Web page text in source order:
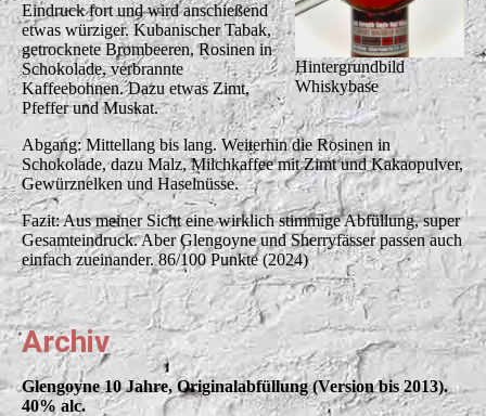
Hintergrundbild
Whiskybase
Eindruck fort und wird anschießend
etwas würziger. Kubanischer Tabak,
getrocknete Brombeeren, Rosinen in
Schokolade, verbrannte
Kaffeebohnen. Dazu etwas Zimt,
Pfeffer und Muskat.
Abgang: Mittellang bis lang. Weiterhin die Rosinen in
Schokolade, dazu Malz, Milchkaffee mit Zimt und Kakaopulver,
Gewürznelken und Haselnüsse.
Fazit: Aus meiner Sicht eine wirklich stimmige Abfüllung, super
Gesamteindruck. Aber Glengoyne und Sherryfässer passen auch
einfach zueinander. 86/100 Punkte (2024)
Archiv
Glengoyne 10 Jahre, Originalabfüllung (Version bis 2013).
40% alc.